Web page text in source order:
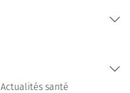
Actualités santé